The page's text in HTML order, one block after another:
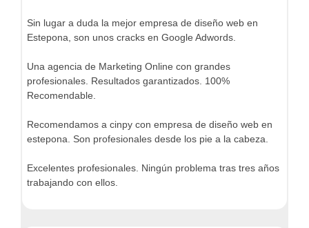
Sin lugar a duda la mejor empresa de diseño web en
Estepona, son unos cracks en Google Adwords.
Una agencia de Marketing Online con grandes
profesionales. Resultados garantizados. 100%
Recomendable.
Recomendamos a cinpy con empresa de diseño web en
estepona. Son profesionales desde los pie a la cabeza.
Excelentes profesionales. Ningún problema tras tres años
trabajando con ellos.